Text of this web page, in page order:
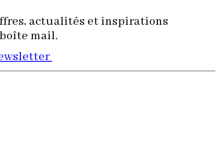
actualités et inspirations
mail.